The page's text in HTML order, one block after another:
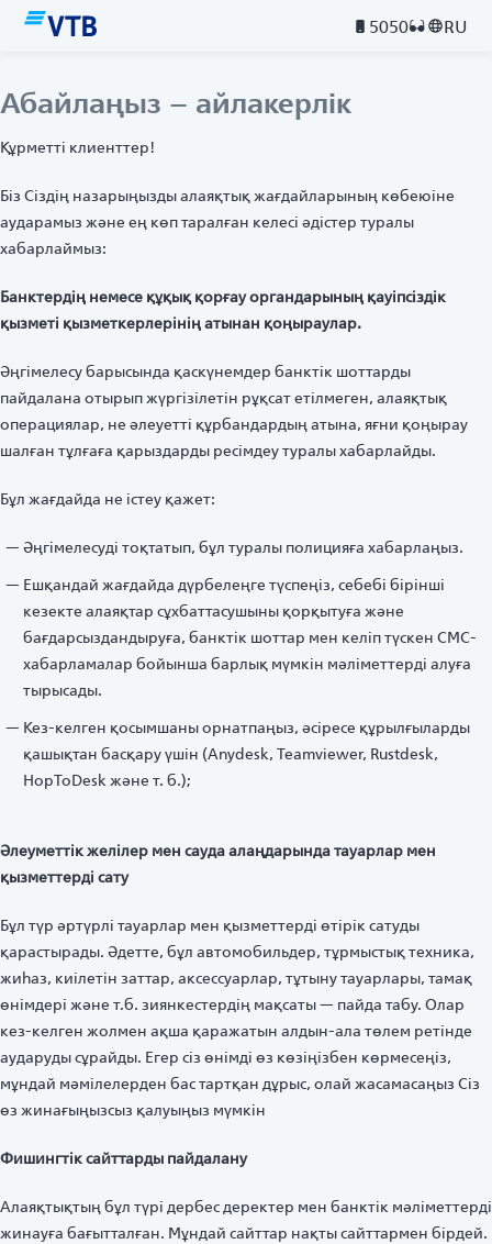
5050 RU
Абайлаңыз – айлакерлік
Құрметті клиенттер!
Біз Сіздің назарыңызды алаяқтық жағдайларының көбеюіне
аударамыз және ең көп таралған келесі әдістер туралы
хабарлаймыз:
Банктердің немесе құқық қорғау органдарының қауіпсіздік
қызметі қызметкерлерінің атынан қоңыраулар.
Әңгімелесу барысында қаскүнемдер банктік шоттарды
пайдалана отырып жүргізілетін рұқсат етілмеген, алаяқтық
операциялар, не әлеуетті құрбандардың атына, яғни қоңырау
шалған тұлғаға қарыздарды ресімдеу туралы хабарлайды.
Бұл жағдайда не істеу қажет:
Әңгімелесуді тоқтатып, бұл туралы полицияға хабарлаңыз.
Ешқандай жағдайда дүрбелеңге түспеңіз, себебі бірінші
кезекте алаяқтар сұхбаттасушыны қорқытуға және
бағдарсыздандыруға, банктік шоттар мен келіп түскен СМС-
хабарламалар бойынша барлық мүмкін мәліметтерді алуға
тырысады.
Кез-келген қосымшаны орнатпаңыз, әсіресе құрылғыларды
қашықтан басқару үшін (Anydesk, Teamviewer, Rustdesk,
HopToDesk және т. б.);
Әлеуметтік желілер мен сауда алаңдарында тауарлар мен
қызметтерді сату
Бұл түр әртүрлі тауарлар мен қызметтерді өтірік сатуды
қарастырады. Әдетте, бұл автомобильдер, тұрмыстық техника,
жиһаз, киілетін заттар, аксессуарлар, тұтыну тауарлары, тамақ
өнімдері және т.б. зиянкестердің мақсаты — пайда табу. Олар
кез-келген жолмен ақша қаражатын алдын-ала төлем ретінде
аударуды сұрайды. Егер сіз өнімді өз көзіңізбен көрмесеңіз,
мұндай мәмілелерден бас тартқан дұрыс, олай жасамасаңыз Сіз
өз жинағыңызсыз қалуыңыз мүмкін
Фишингтік сайттарды пайдалану
Алаяқтықтың бұл түрі дербес деректер мен банктік мәліметтерді
жинауға бағытталған. Мұндай сайттар нақты сайттармен бірдей.